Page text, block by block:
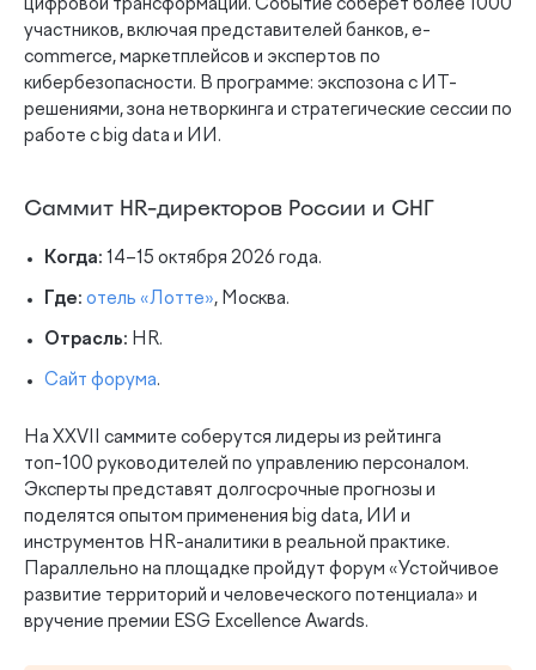
цифровой трансформации. Событие соберёт более 1000
участников, включая представителей банков, e-
commerce, маркетплейсов и экспертов по
кибербезопасности. В программе: экспозона с ИТ-
решениями, зона нетворкинга и стратегические сессии по
работе с big data и ИИ.
Саммит HR-директоров России и СНГ
Когда: 14–15 октября 2026 года.
Где: отель «Лотте», Москва.
Отрасль: HR.
Сайт форума.
На XXVII саммите соберутся лидеры из рейтинга
топ-100 руководителей по управлению персоналом.
Эксперты представят долгосрочные прогнозы и
поделятся опытом применения big data, ИИ и
инструментов HR-аналитики в реальной практике.
Параллельно на площадке пройдут форум «Устойчивое
развитие территорий и человеческого потенциала» и
вручение премии ESG Excellence Awards.